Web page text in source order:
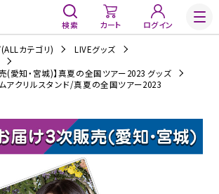
検索 カート ログイン
カテゴリ)
LIVEグッズ
(愛知・宮城)】真夏の全国ツアー2023 グッズ
アクリルスタンド/真夏の全国ツアー2023